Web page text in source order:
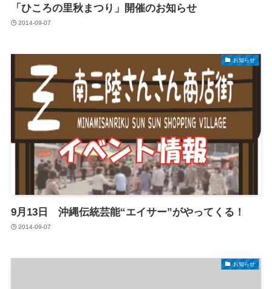
「ひころの里秋まつり」開催のお知らせ
2014-09-07
お知らせ
9月13日 沖縄伝統芸能“エイサー”がやってくる！
2014-09-07
お知らせ